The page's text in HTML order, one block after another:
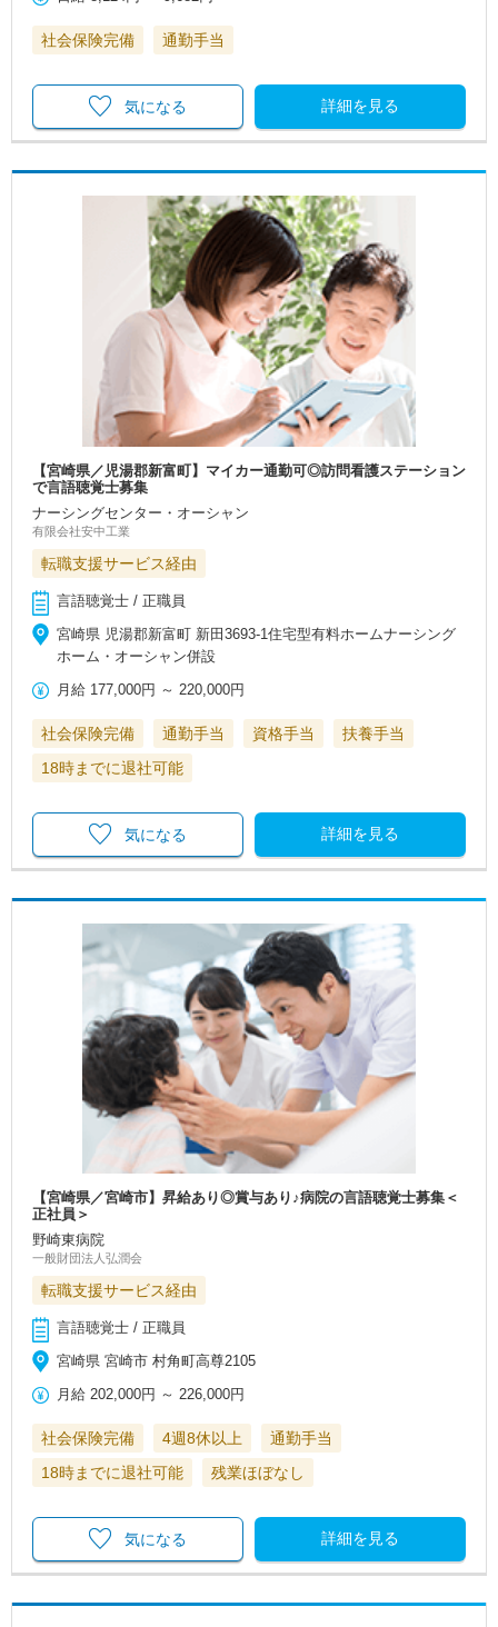
社会保険完備 通勤手当
詳細を見る
気になる
【宮崎県／児湯郡新富町】マイカー通勤可◎訪問看護ステーション
で言語聴覚士募集
ナーシングセンター・オーシャン
有限会社安中工業
転職支援サービス経由
言語聴覚士 / 正職員
宮崎県 児湯郡新富町 新田3693-1住宅型有料ホームナーシング
ホーム・オーシャン併設
月給 177,000円 ～ 220,000円
社会保険完備 通勤手当 資格手当
扶養手当
18時までに退社可能
詳細を見る
気になる
【宮崎県／宮崎市】昇給あり◎賞与あり♪病院の言語聴覚士募集＜
正社員＞
野崎東病院
一般財団法人弘潤会
転職支援サービス経由
言語聴覚士 / 正職員
宮崎県 宮崎市 村角町高尊2105
月給 202,000円 ～ 226,000円
社会保険完備 4週8休以上
通勤手当
18時までに退社可能
残業ほぼなし
詳細を見る
気になる